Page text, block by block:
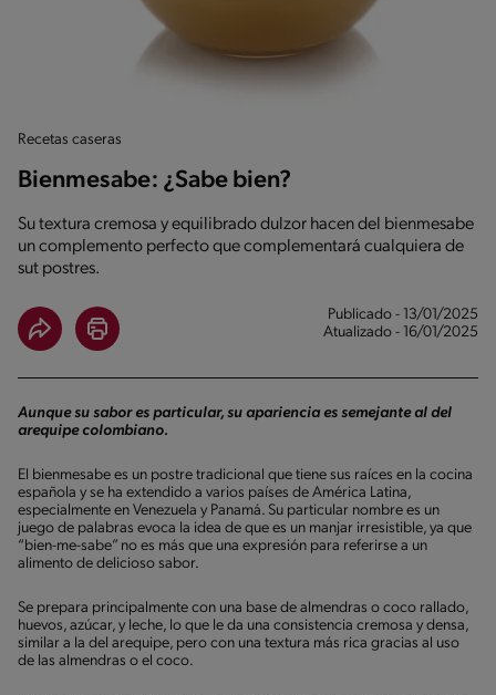
Recetas caseras
Bienmesabe: ¿Sabe bien?
Su textura cremosa y equilibrado dulzor hacen del bienmesabe
un complemento perfecto que complementará cualquiera de
sut postres.
Publicado - 13/01/2025
Atualizado - 16/01/2025
Aunque su sabor es particular, su apariencia es semejante al del
arequipe colombiano.
El bienmesabe es un postre tradicional que tiene sus raíces en la cocina
española y se ha extendido a varios países de América Latina,
especialmente en Venezuela y Panamá. Su particular nombre es un
juego de palabras evoca la idea de que es un manjar irresistible, ya que
“bien-me-sabe” no es más que una expresión para referirse a un
alimento de delicioso sabor.
Se prepara principalmente con una base de almendras o coco rallado,
huevos, azúcar, y leche, lo que le da una consistencia cremosa y densa,
similar a la del arequipe, pero con una textura más rica gracias al uso
de las almendras o el coco.